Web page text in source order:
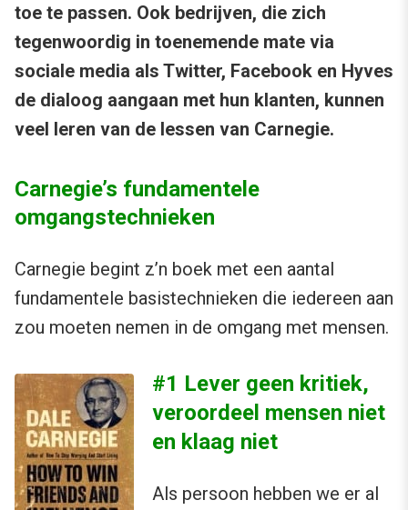
toe te passen. Ook bedrijven, die zich
tegenwoordig in toenemende mate via
sociale media als Twitter, Facebook en Hyves
de dialoog aangaan met hun klanten, kunnen
veel leren van de lessen van Carnegie.
Carnegie’s fundamentele
omgangstechnieken
Carnegie begint z’n boek met een aantal
fundamentele basistechnieken die iedereen aan
zou moeten nemen in de omgang met mensen.
#1 Lever geen kritiek,
veroordeel mensen niet
en klaag niet
Als persoon hebben we er al